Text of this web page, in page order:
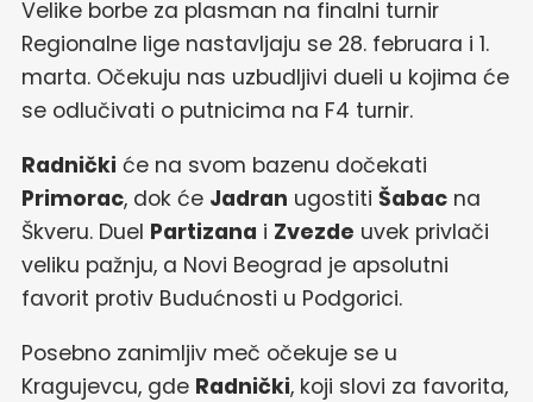
Velike borbe za plasman na finalni turnir
Regionalne lige nastavljaju se 28. februara i 1.
marta. Očekuju nas uzbudljivi dueli u kojima će
se odlučivati o putnicima na F4 turnir.
Radnički će na svom bazenu dočekati
Primorac, dok će Jadran ugostiti Šabac na
Škveru. Duel Partizana i Zvezde uvek privlači
veliku pažnju, a Novi Beograd je apsolutni
favorit protiv Budućnosti u Podgorici.
Posebno zanimljiv meč očekuje se u
Kragujevcu, gde Radnički, koji slovi za favorita,